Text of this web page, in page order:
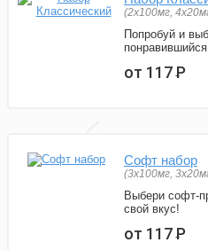
(2x100мг,
Попробуй и
от 117Р
Софт набор
(3x100мг,
Выбери софт-
свой вкус!
от 117Р